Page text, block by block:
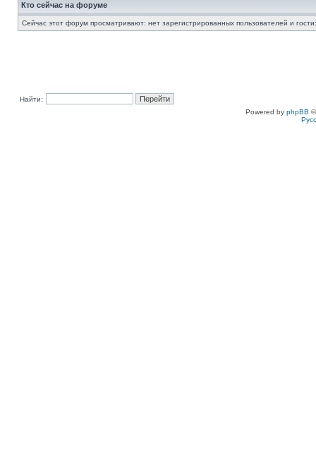
Кто сейчас на форуме
Сейчас этот форум просматривают: нет зарегистрированных пользователей и
Найти:
Powered by phpBB